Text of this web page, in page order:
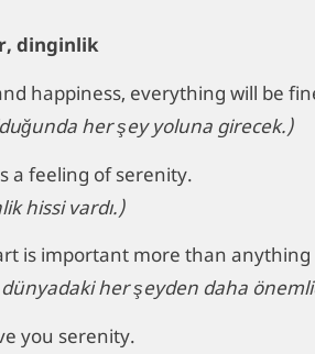
dinginlik
happiness, everything will be
her şey yoluna girecek.)
a feeling of serenity.
hissi vardı.)
is important more than
her şeyden daha
you serenity.